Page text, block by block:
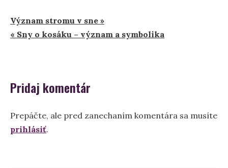
Navigácia
v
Význam stromu v sne »
« Sny o kosáku – význam a symbolika
Pridaj komentár
Prepáčte, ale pred zanechaním komentára sa musíte
prihlásiť.